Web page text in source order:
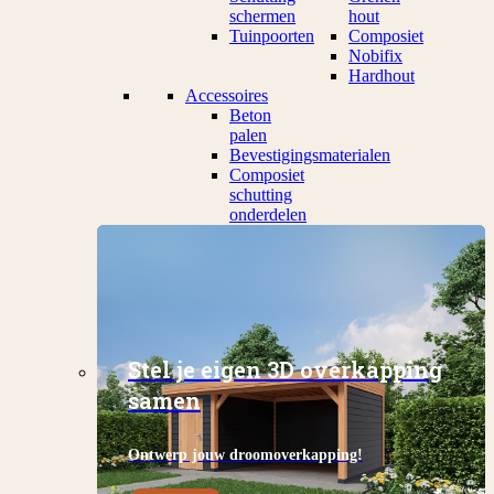
schermen
Tuinpoorten
hout
Composiet
Nobifix
Hardhout
Accessoires
Beton
palen
Bevestigingsmaterialen
Composiet
schutting
onderdelen
Stel je eigen 3D overkapping
samen
Ontwerp jouw droomoverkapping!